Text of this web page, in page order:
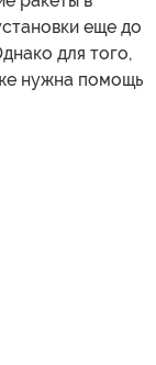
еще до
для того,
нужна помощь